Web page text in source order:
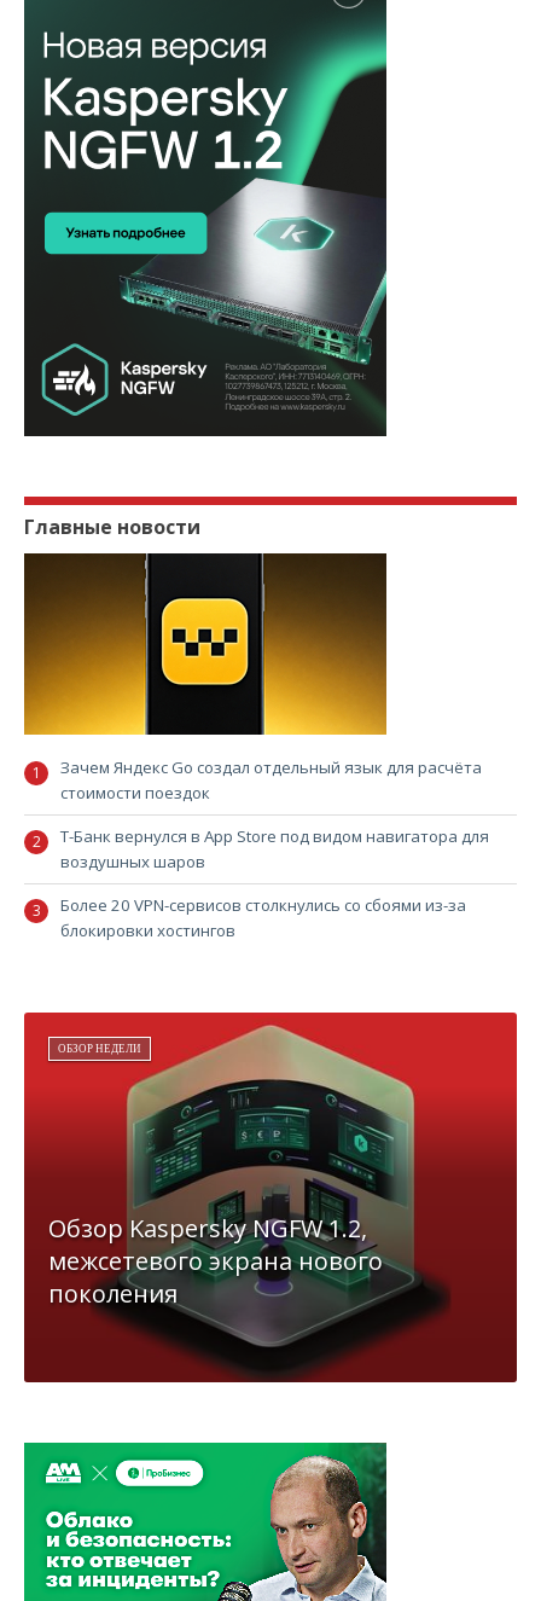
Главные новости
Зачем Яндекс Go создал отдельный язык для расчёта
стоимости поездок
Т-Банк вернулся в App Store под видом навигатора для
воздушных шаров
Более 20 VPN-сервисов столкнулись со сбоями из-за
блокировки хостингов
ОБЗОР НЕДЕЛИ
Обзор Kaspersky NGFW 1.2,
межсетевого экрана нового
поколения